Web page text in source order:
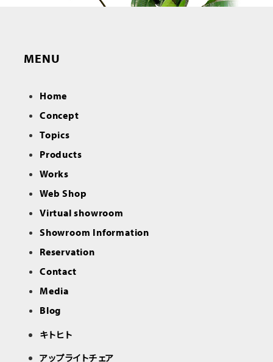
MENU
Home
Concept
Topics
Products
Works
Web Shop
Virtual showroom
Showroom Information
Reservation
Contact
Media
Blog
キトヒト
アップライトチェア